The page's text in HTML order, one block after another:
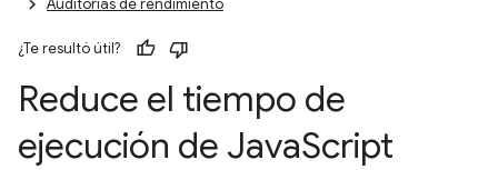
Auditorías de rendimiento
¿Te resultó útil?
Reduce el tiempo de
ejecución de JavaScript